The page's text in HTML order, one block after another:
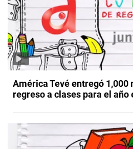
América Tevé entregó 1,000
regreso a clases para el año